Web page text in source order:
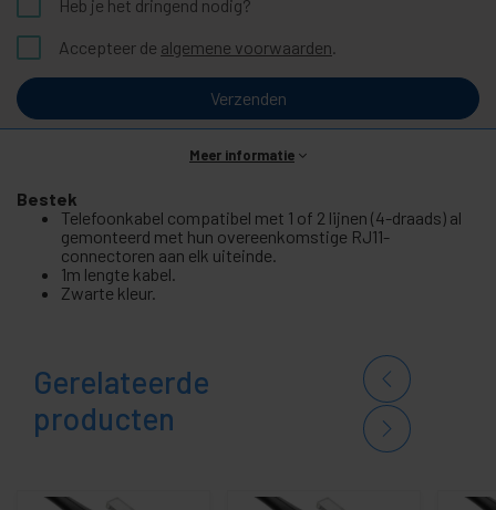
Heb je het dringend nodig?
Accepteer de algemene voorwaarden.
Verzenden
Meer informatie
Bestek
Telefoonkabel compatibel met 1 of 2 lijnen (4-draads) al
gemonteerd met hun overeenkomstige RJ11-
connectoren aan elk uiteinde.
1m lengte kabel.
Zwarte kleur.
Gerelateerde
producten